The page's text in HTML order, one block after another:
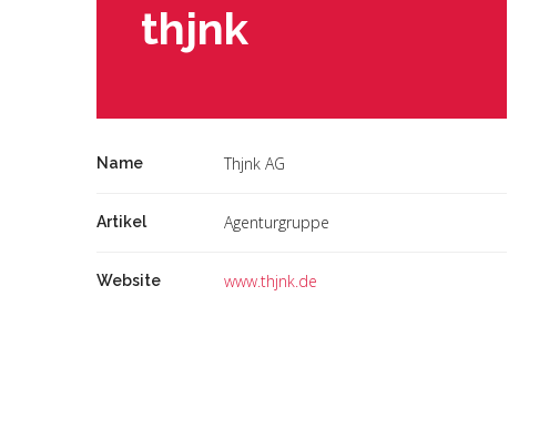
thjnk
Name Thjnk AG
Artikel Agenturgruppe
Website www.thjnk.de